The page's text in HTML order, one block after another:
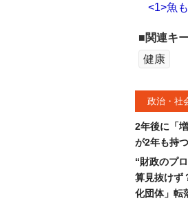
<1>魚
■関連キ
健康
政治・社
2年後に「
が2年も持
“財政のプ
算見抜けず
化団体」転